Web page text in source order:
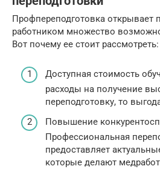
Профпереподготовка открывает
работником множество
Вот почему ее стоит рассмотреть:
Доступная стоимость
расходы на получение
переподготовку, то
Повышение
Профессиональная
предоставляет
которые делают